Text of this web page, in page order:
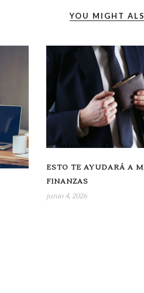
YOU MIGHT
ESTO TE AYUDARÁ A
FINANZAS
junio 4, 2026